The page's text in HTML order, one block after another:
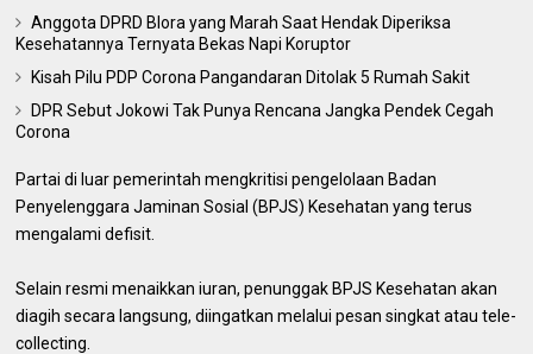
Anggota DPRD Blora yang Marah Saat Hendak Diperiksa
Kesehatannya Ternyata Bekas Napi Koruptor
Kisah Pilu PDP Corona Pangandaran Ditolak 5 Rumah Sakit
DPR Sebut Jokowi Tak Punya Rencana Jangka Pendek Cegah
Corona
Partai di luar pemerintah mengkritisi pengelolaan Badan
Penyelenggara Jaminan Sosial (BPJS) Kesehatan yang terus
mengalami defisit.
Selain resmi menaikkan iuran, penunggak BPJS Kesehatan akan
diagih secara langsung, diingatkan melalui pesan singkat atau tele-
collecting.